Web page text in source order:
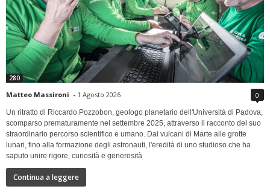
280
Matteo Massironi - 1 Agosto 2026 0
Un ritratto di Riccardo Pozzobon, geologo planetario dell'Università di Padova,
scomparso prematuramente nel settembre 2025, attraverso il racconto del suo
straordinario percorso scientifico e umano. Dai vulcani di Marte alle grotte
lunari, fino alla formazione degli astronauti, l'eredità di uno studioso che ha
saputo unire rigore, curiosità e generosità
Continua a leggere